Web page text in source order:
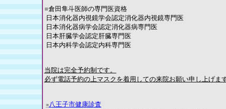
■倉田隼斗医師の専門医資格
日本消化器内視鏡学会認定消化器内視鏡専門医
日本消化器病学会認定消化器病専門医
日本肝臓学会認定肝臓専門医
日本内科学会認定内科専門医
当院は完全予約制です。
必ず電話予約の上マスクを着用しての来院お願い申し上げま
■八王子市健康診査